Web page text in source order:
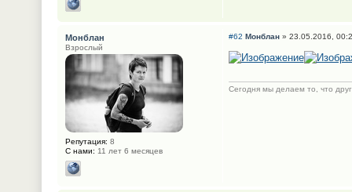
#62 Монблан» 23.05.2016,
Сегодня мы делаем то, что
Монблан
Взрослый
Репутация: 8
С нами: 11 лет 6 месяцев